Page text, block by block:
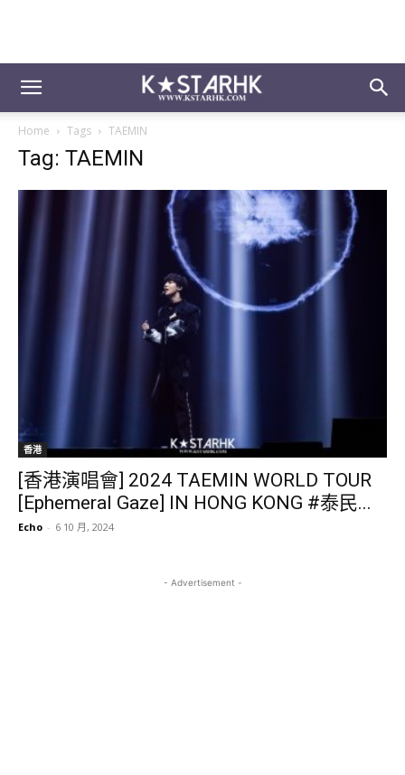
Home Tags TAEMIN
Tag: TAEMIN
香港
[香港演唱會] 2024 TAEMIN WORLD TOUR
[Ephemeral Gaze] IN HONG KONG #泰民...
Echo - 6 10 月, 2024
- Advertisement -